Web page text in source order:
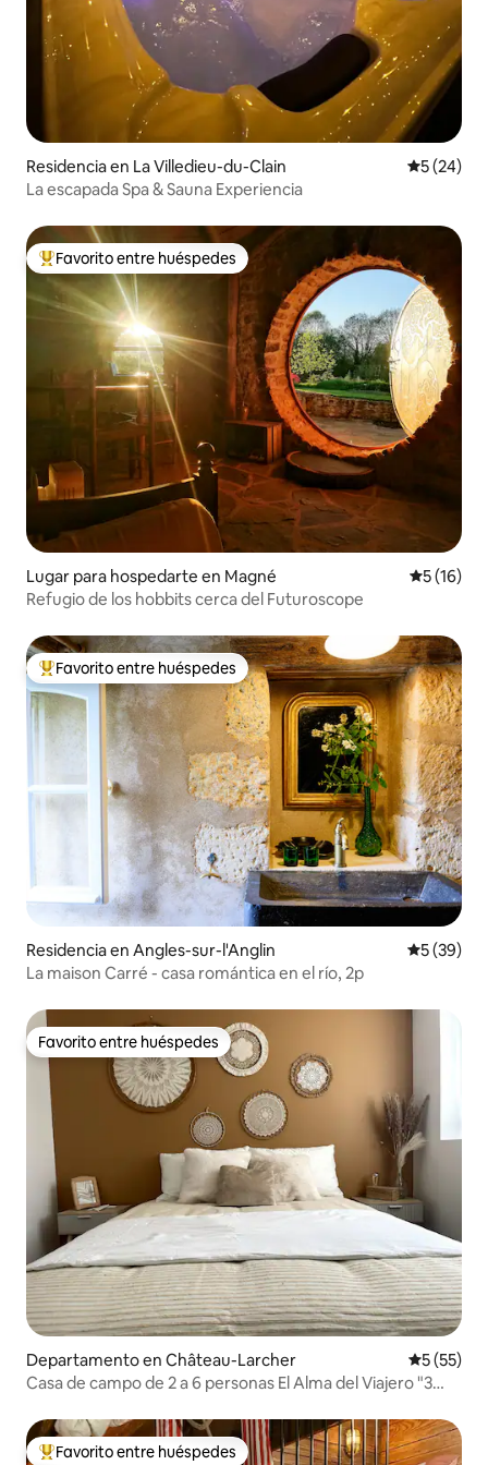
Residencia en La Villedieu-du-Clain
5 (24)
La escapada Spa & Sauna Experiencia
De los mejores en Favorito entre huéspedes
Favorito entre huéspedes
Lugar para hospedarte en Magné
5 (16)
Refugio de los hobbits cerca del Futuroscope
De los mejores en Favorito entre huéspedes
Favorito entre huéspedes
Residencia en Angles-sur-l'Anglin
5 (39)
La maison Carré - casa romántica en el río, 2p
Favorito entre huéspedes
Favorito entre huéspedes
Departamento en Château-Larcher
5 (55)
Casa de campo de 2 a 6 personas El Alma del Viajero "3
De los mejores en Favorito entre huéspedes
Favorito entre huéspedes